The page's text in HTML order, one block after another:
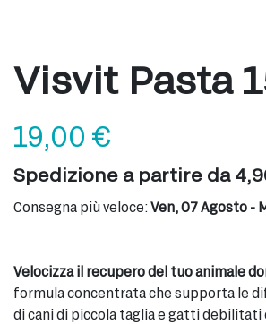
Visvit Pasta
19,00 €
Spedizione a partire da
Consegna più veloce:Ven, 07 Agosto -
Velocizza il recupero del tuo animale
formula concentrata che supporta le
di cani di piccola taglia e gatti debilitati